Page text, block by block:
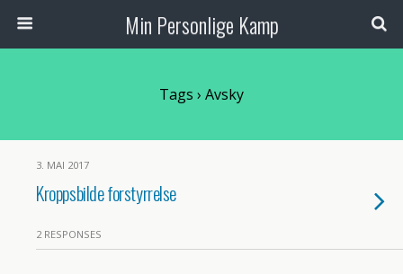
Min Personlige Kamp
Tags › Avsky
3. MAI 2017
Kroppsbilde forstyrrelse
2 RESPONSES